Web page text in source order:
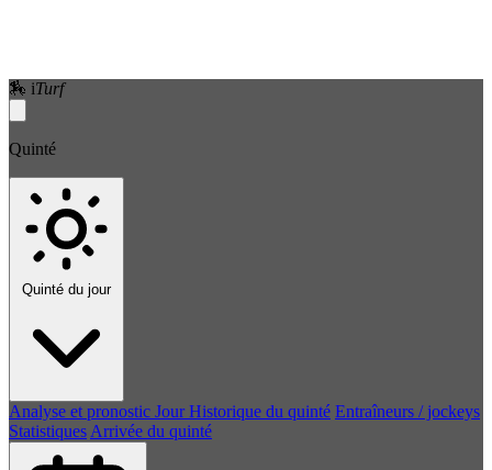
🏇 iTurf
Quinté
Quinté du jour
Analyse et pronostic Jour Historique du quinté Entraîneurs / jockeys
Statistiques Arrivée du quinté